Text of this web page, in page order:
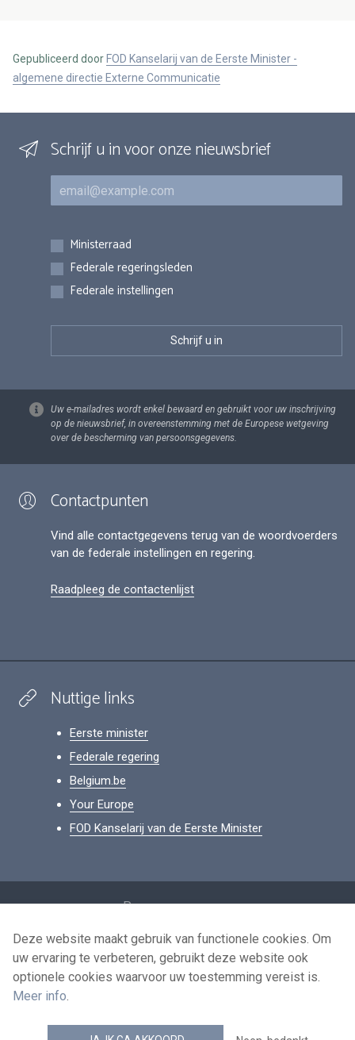
Gepubliceerd door FOD Kanselarij van de Eerste Minister -
algemene directie Externe Communicatie
Schrijf u in voor onze nieuwsbrief
E-mail
Inschrijvingen
Ministerraad
Federale regeringsleden
Federale instellingen
Uw e-mailadres wordt enkel bewaard en gebruikt voor uw inschrijving
op de nieuwsbrief, in overeenstemming met de Europese wetgeving
over de bescherming van persoonsgegevens.
Contactpunten
Vind alle contactgegevens terug van de woordvoerders
van de federale instellingen en regering.
Raadpleeg de contactenlijst
Nuttige links
Eerste minister
Federale regering
Belgium.be
Your Europe
FOD Kanselarij van de Eerste Minister
Persoonsgegevens
Voorwaarden voor het hergebruik
Contacteer ons
news.belgium RSS feed
Deze website maakt gebruik van functionele cookies. Om
uw ervaring te verbeteren, gebruikt deze website ook
optionele cookies waarvoor uw toestemming vereist is.
Meer info.